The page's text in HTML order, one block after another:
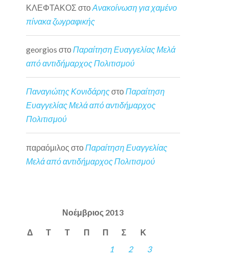
ΚΛΕΦΤΑΚΟΣ στοΑνακοίνωση για χαμένο
πίνακα ζωγραφικής
georgios στοΠαραίτηση Ευαγγελίας Μελά
από αντιδήμαρχος Πολιτισμού
Παναγιώτης ΚονιδάρηςστοΠαραίτηση
Ευαγγελίας Μελά από αντιδήμαρχος
Πολιτισμού
παραόμιλος στο Παραίτηση Ευαγγελίας
Μελά από αντιδήμαρχος Πολιτισμού
Νοέμβριος 2013
Δ Τ Τ Π Π Σ Κ
1 2
3